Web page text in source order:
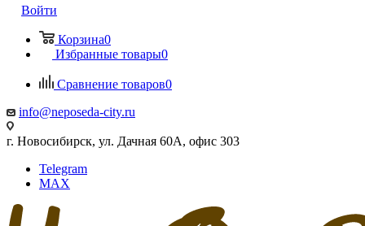
Войти
Корзина0
Избранные товары0
Сравнение товаров0
info@neposeda-city.ru
г. Новосибирск, ул. Дачная 60А, офис 303
Telegram
MAX